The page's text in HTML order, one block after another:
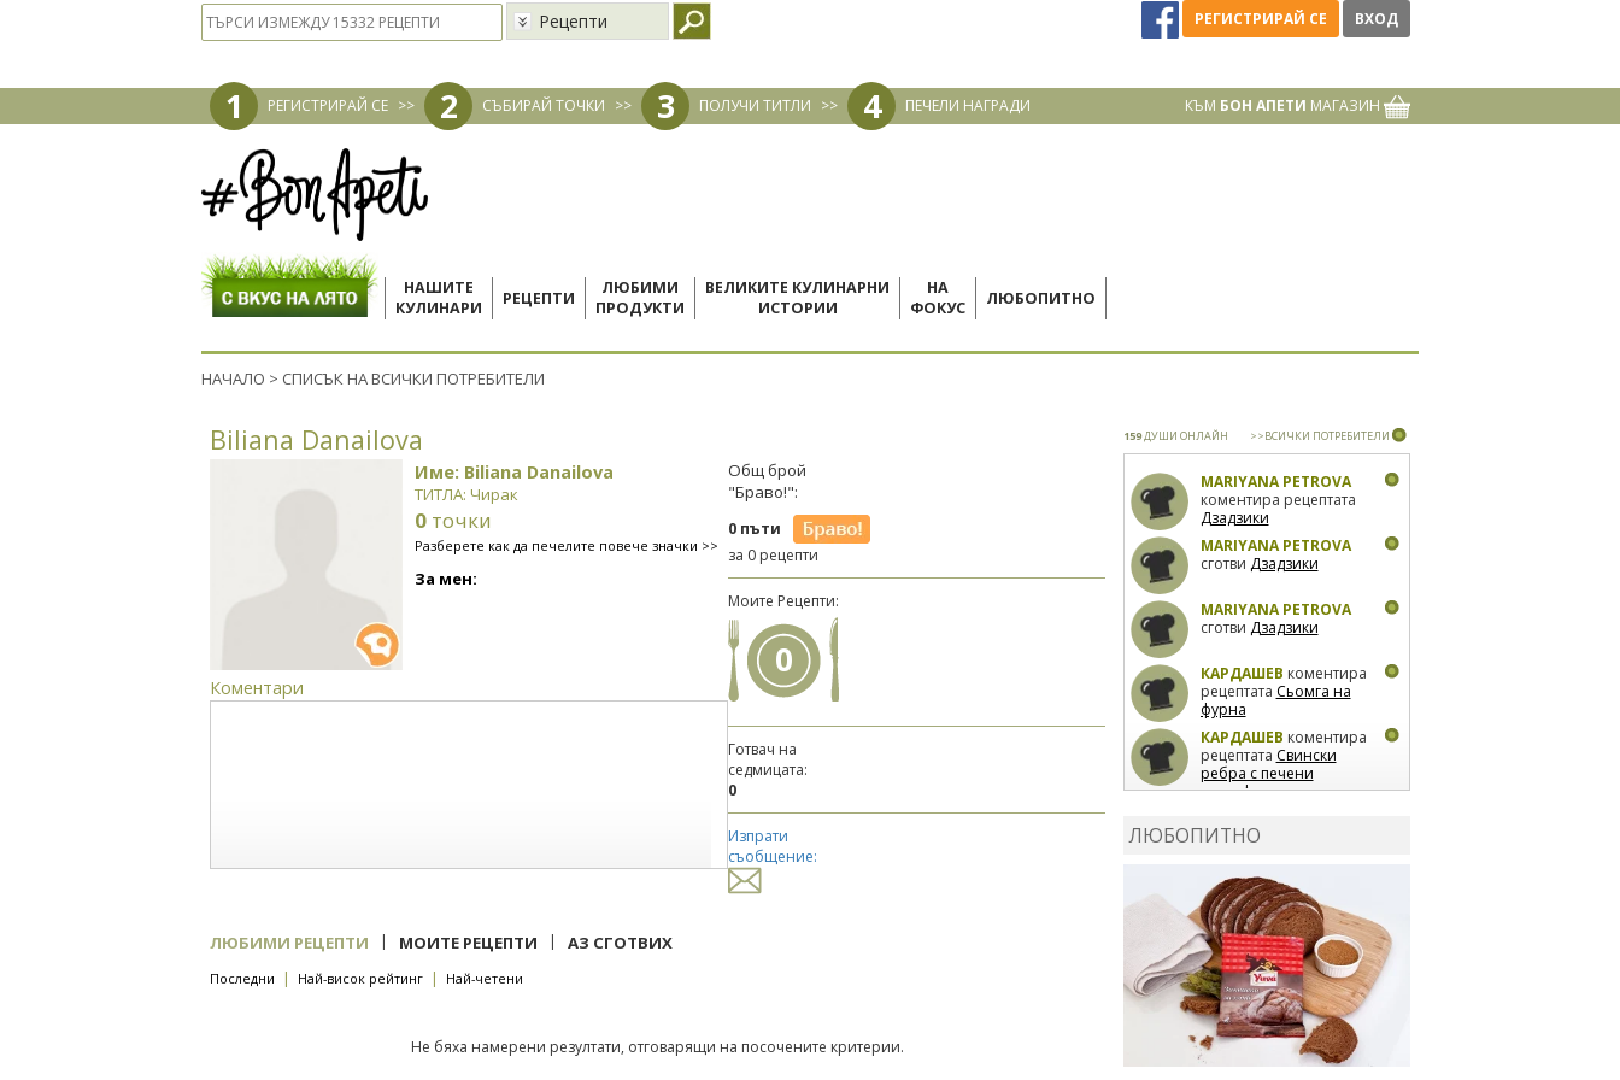
Рецепти РЕГИСТРИРАЙ СЕ ВХОД
1 РЕГИСТРИРАЙ СЕ >> 2 СЪБИРАЙ ТОЧКИ >> 3 ПОЛУЧИ ТИТЛИ >> 4 ПЕЧЕЛИ НАГРАДИ КЪМ БОН АПЕТИ МАГАЗИН
НАШИТЕ
КУЛИНАРИ
РЕЦЕПТИ
ЛЮБИМИ
ПРОДУКТИ
ВЕЛИКИТЕ КУЛИНАРНИ
ИСТОРИИ
НА
ФОКУС
ЛЮБОПИТНО
НАЧАЛО > СПИСЪК НА ВСИЧКИ ПОТРЕБИТЕЛИ
Biliana Danailova
Име: Biliana Danailova
ТИТЛА: Чирак
0 точки
Разберете как да печелите повече значки >>
За мен:
Коментари
Общ брой
"Браво!":
0 пъти
за 0 рецепти
Моите Рецепти:
0
Готвач на
седмицата:
0
Изпрати
съобщение:
ЛЮБИМИ РЕЦЕПТИ | МОИТЕ РЕЦЕПТИ | АЗ СГОТВИХ
Последни | Най-висок рейтинг | Най-четени
Не бяха намерени резултати, отговарящи на посочените критерии.
159ДУШИ ОНЛАЙН >>ВСИЧКИ ПОТРЕБИТЕЛИ
MARIYANA PETROVA
коментира рецептата
Дзадзики
MARIYANA PETROVA
сготви Дзадзики
MARIYANA PETROVA
сготви Дзадзики
КАРДАШЕВ коментира
рецептата Сьомга на
фурна
КАРДАШЕВ коментира
рецептата Свински
ребра с печени
картофи
лимон
коментира рецептата
Киноа със зеленчуци
ЛЮБОПИТНО